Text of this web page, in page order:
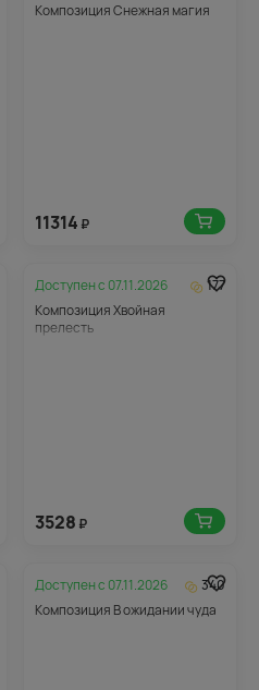
Композиция Снежная магия
11314 ₽
Доступен с 07.11.2026
177
Композиция Хвойная
прелесть
3528 ₽
Доступен с 07.11.2026
340
Композиция В ожидании чуда